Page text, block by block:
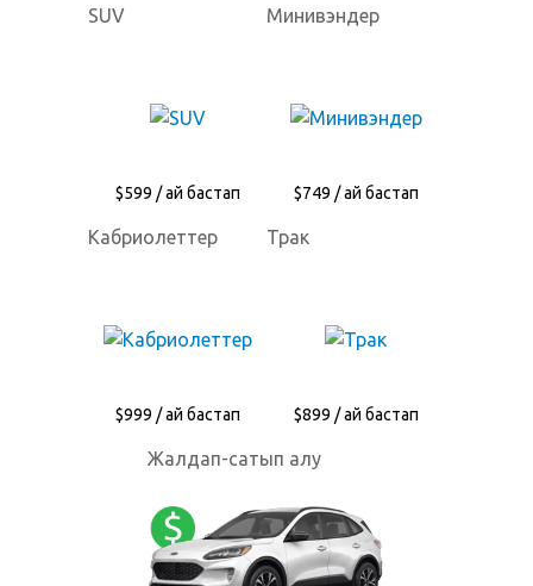
SUV
$599 / ай бастап
Минивэндер
$749 / ай бастап
Кабриолеттер
$999 / ай бастап
Трак
$899 / ай бастап
Жалдап-сатып алу